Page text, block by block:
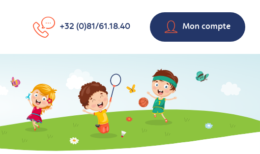
+32 (0)81/61.18.40 Mon compte